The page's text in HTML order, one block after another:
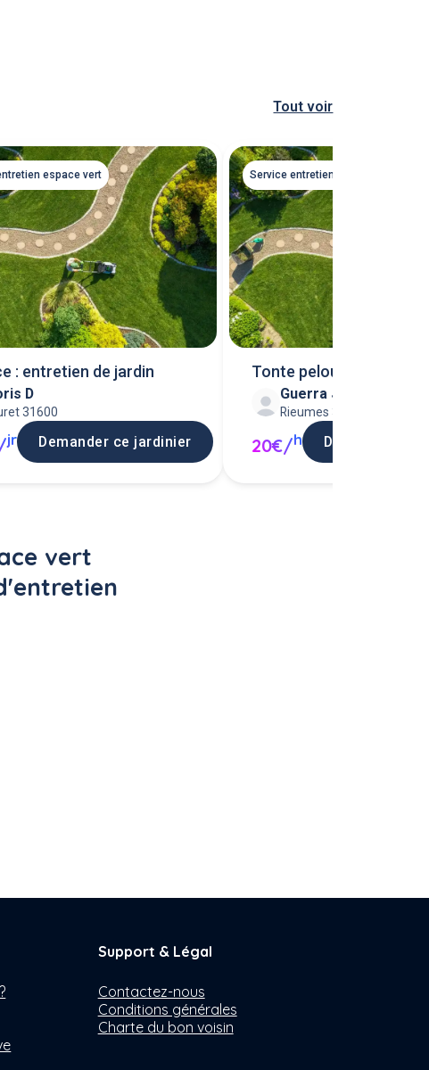
Tout voir
espace vert
: entretien de jardin
D
31600
jr Demander ce jardinier
Service entretien espace vert
Tonte pelouse
Guerra J
Rieumes 31370
20€/h Demander ce
vert
Support & Légal
Contactez-nous
Conditions générales
Charte du bon voisin